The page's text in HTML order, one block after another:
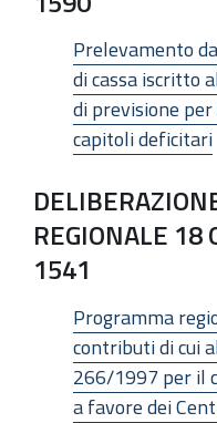
Prelevamento
di cassa iscritto
di previsione
capitoli deficitari
REGIONALE 18
1541
Programma
contributi di cui
266/1997 per il
a favore dei